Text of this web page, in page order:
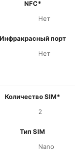
NFC*
Нет
Инфракрасный порт
Нет
Количество SIM*
2
Тип SIM
Nano